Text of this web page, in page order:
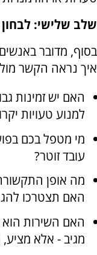
שלב שלישי:
בסוף, מדובר
איך נראה הקשר
האם יש זמינות
למנוע טעויות
מי מטפל בכם
עובד זוטר?
מה אופן
האם תצטרכו
האם השירות הוא
מגיב - אלא מציע,